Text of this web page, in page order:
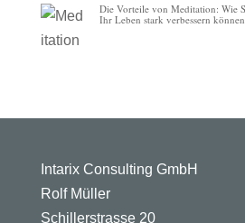
Die Vorteile von Meditation: Wie
Ihr Leben stark verbessern können
Intarix Consulting GmbH
Rolf Müller
Schillerstrasse 20